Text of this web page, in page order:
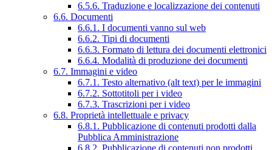
6.5.6. Traduzione e localizzazione dei contenuti
6.6. Documenti
6.6.1. I documenti vanno sul web
6.6.2. Tipi di documenti
6.6.3. Formato di lettura dei documenti elettronici
6.6.4. Modalità di produzione dei documenti
6.7. Immagini e video
6.7.1. Testo alternativo (alt text) per le immagini
6.7.2. Sottotitoli per i video
6.7.3. Trascrizioni per i video
6.8. Proprietà intellettuale e privacy
6.8.1. Pubblicazione di contenuti prodotti dalla
Pubblica Amministrazione
6.8.2. Pubblicazione di contenuti non prodotti